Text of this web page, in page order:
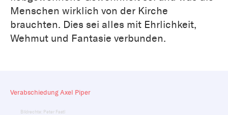
Menschen wirklich von der Kirche
brauchten. Dies sei alles mit Ehrlichkeit,
Wehmut und Fantasie verbunden.
Verabschiedung Axel Piper
Bildrechte: Peter Fastl